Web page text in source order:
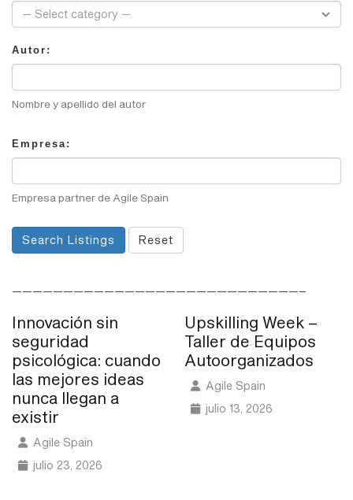
Autor:
Nombre y apellido del autor
Empresa:
Empresa partner de Agile Spain
Search Listings Reset
————————————————————————————–
Innovación sin
seguridad
psicológica: cuando
las mejores ideas
nunca llegan a
existir
Agile Spain
julio 23, 2026
Upskilling Week –
Taller de Equipos
Autoorganizados
Agile Spain
julio 13, 2026